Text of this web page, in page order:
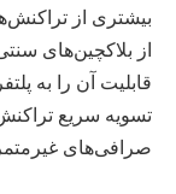
بیشتری از
از بلاکچین‌های
قابلیت آن را به
تسویه سریع
صرافی‌های